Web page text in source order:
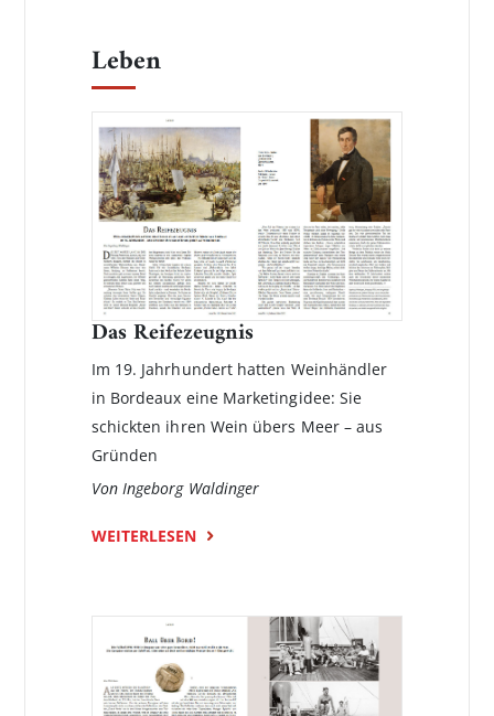
Leben
Das Reifezeugnis
Im 19. Jahrhundert hatten Weinhändler
in Bordeaux eine Marke­ting­idee: Sie
schickten ihren Wein übers Meer – aus
Gründen
Von Ingeborg Waldinger
WEITERLESEN